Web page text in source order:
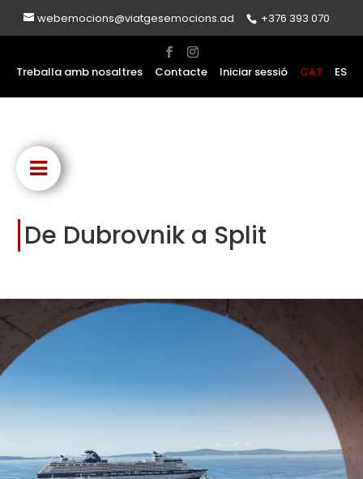
webemocions@viatgesemocions.ad +376 393 070
Treballa amb nosaltres Contacte Iniciar sessió CAT ES
De Dubrovnik a Split